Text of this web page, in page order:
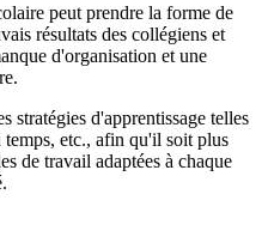
peut prendre la forme de
résultats des collégiens et
d'organisation et une
stratégies d'apprentissage telles
temps, etc., afin qu'il soit plus
de travail adaptées à chaque